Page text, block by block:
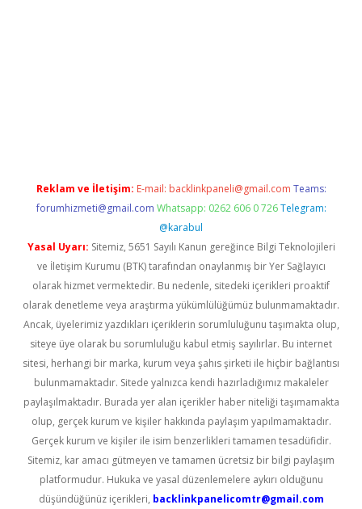
Reklam ve İletişim: E-mail: backlinkpaneli@gmail.com Teams:
forumhizmeti@gmail.com Whatsapp: 0262 606 0 726 Telegram:
@karabul
Yasal Uyarı: Sitemiz, 5651 Sayılı Kanun gereğince Bilgi Teknolojileri
ve İletişim Kurumu (BTK) tarafından onaylanmış bir Yer Sağlayıcı
olarak hizmet vermektedir. Bu nedenle, sitedeki içerikleri proaktif
olarak denetleme veya araştırma yükümlülüğümüz bulunmamaktadır.
Ancak, üyelerimiz yazdıkları içeriklerin sorumluluğunu taşımakta olup,
siteye üye olarak bu sorumluluğu kabul etmiş sayılırlar. Bu internet
sitesi, herhangi bir marka, kurum veya şahıs şirketi ile hiçbir bağlantısı
bulunmamaktadır. Sitede yalnızca kendi hazırladığımız makaleler
paylaşılmaktadır. Burada yer alan içerikler haber niteliği taşımamakta
olup, gerçek kurum ve kişiler hakkında paylaşım yapılmamaktadır.
Gerçek kurum ve kişiler ile isim benzerlikleri tamamen tesadüfidir.
Sitemiz, kar amacı gütmeyen ve tamamen ücretsiz bir bilgi paylaşım
platformudur. Hukuka ve yasal düzenlemelere aykırı olduğunu
düşündüğünüz içerikleri, backlinkpanelicomtr@gmail.com